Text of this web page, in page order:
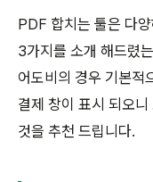
PDF 합치는 툴은 다
3가지를 소개 해드렸
어도비의 경우 기본적
결제 창이 표시 되오
것을 추천 드립니다.